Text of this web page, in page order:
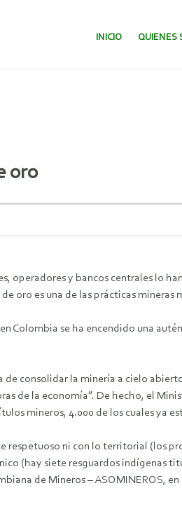
SALTAR AL
INICIO QUIENES
oro
operadores y bancos centrales lo
oro es una de las prácticas mineras
Colombia se ha encendido una
consolidar la minería a cielo
de la economía”. De hecho, el
mineros, 4.000 de los cuales ya
respetuoso ni con lo territorial (los
(hay siete resguardos indígenas
de Mineros – ASOMINEROS,